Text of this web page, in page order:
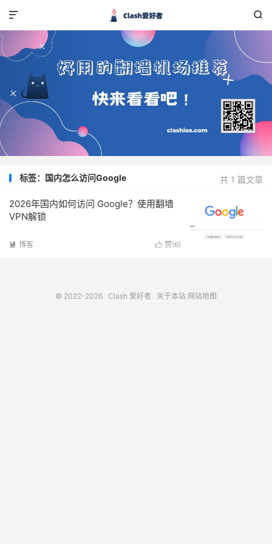


共 1 篇文章
标签：国内怎么访问Google
2026年国内如何访问 Google？使用翻墙
VPN解锁
 赞(6)
 博客
© 2022-2026 Clash 爱好者 关于本站 网站地图